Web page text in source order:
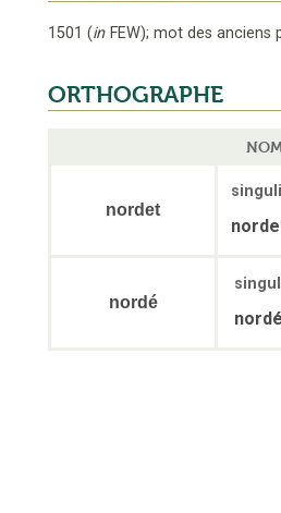
1501 (in FEW); mot des anciens
ORTHOGRAPHE
nordet
nordé
nordé